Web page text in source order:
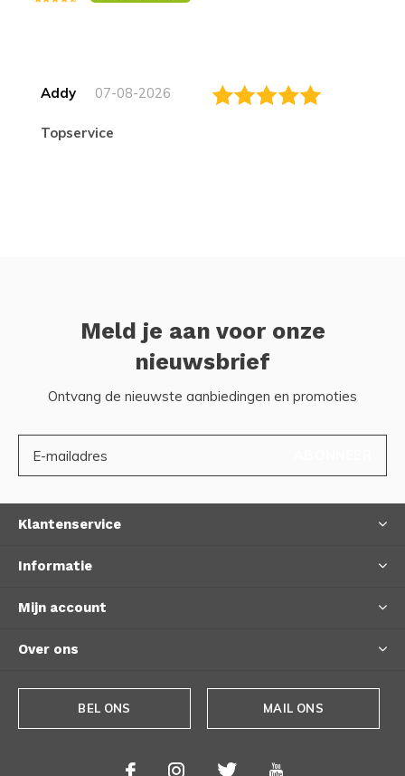
Addy 07-08-2026
topservice
Meld je aan voor onze
nieuwsbrief
Ontvang de nieuwste aanbiedingen en promoties
Klantenservice
Informatie
Mijn account
Over ons
BEL ONS MAIL ONS